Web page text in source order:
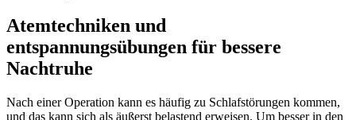
Atemtechniken und
‌entspannungsübungen für bessere
Nachtruhe
Nach einer Operation kann es häufig zu Schlafstörungen kommen,
und das kann sich ⁤als äußerst belastend erweisen. Um besser in den